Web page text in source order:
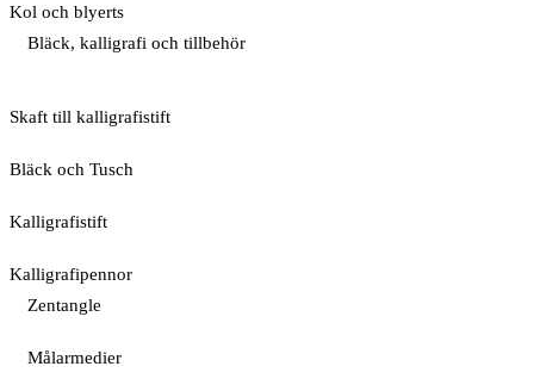
Kol och blyerts
Bläck, kalligrafi och tillbehör
Skaft till kalligrafistift
Bläck och Tusch
Kalligrafistift
Kalligrafipennor
Zentangle
Målarmedier